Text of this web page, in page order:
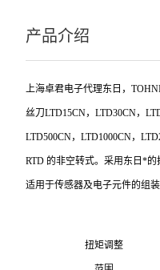
产品介绍
上海卓君电子代理东日，
丝刀LTD15CN，LTD30CN，
LTD500CN，LTD1000CN，
RTD 的非空转式。采用东日*的
适用于传感器及电子元件的组装
扭矩调整